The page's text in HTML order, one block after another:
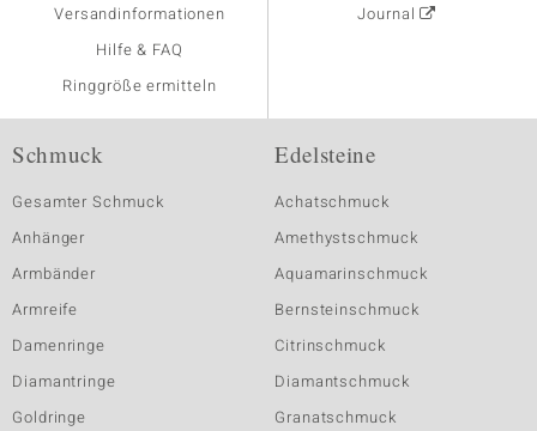
Versandinformationen
Hilfe & FAQ
Ringgröße ermitteln
Journal
Schmuck
Gesamter Schmuck
Anhänger
Armbänder
Armreife
Damenringe
Diamantringe
Goldringe
Edelsteine
Achatschmuck
Amethystschmuck
Aquamarinschmuck
Bernsteinschmuck
Citrinschmuck
Diamantschmuck
Granatschmuck